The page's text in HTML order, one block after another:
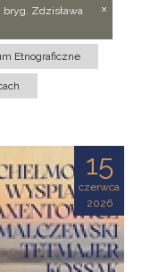
bryg. Zdzisława
Etnograficzne
15
czerwca
2026